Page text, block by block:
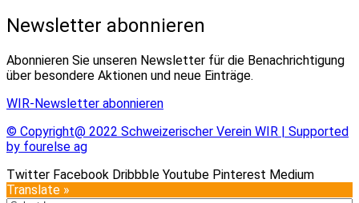
Newsletter abonnieren
Abonnieren Sie unseren Newsletter für die Benachrichtigung
über besondere Aktionen und neue Einträge.
WIR-Newsletter abonnieren
© Copyright@ 2022 Schweizerischer Verein WIR | Supported
by fourelse ag
Twitter Facebook Dribbble Youtube Pinterest Medium
Translate »